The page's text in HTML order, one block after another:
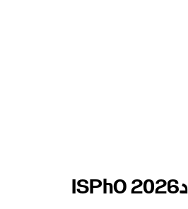
الفريق السوري في الفيزياء يشارك في أولمبياد‎ ISPhO 2026